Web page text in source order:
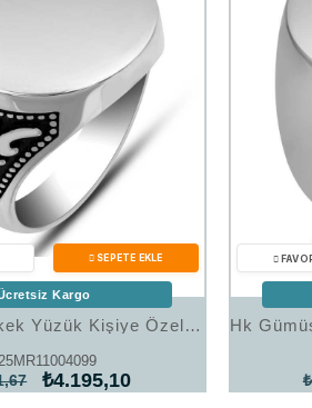
Hk Gümüş Erkek Yüzük Kişiye Özel Yuvarlak |Gümüş Takı Hediyelik Ürünler
₺4.195,10
Kargo